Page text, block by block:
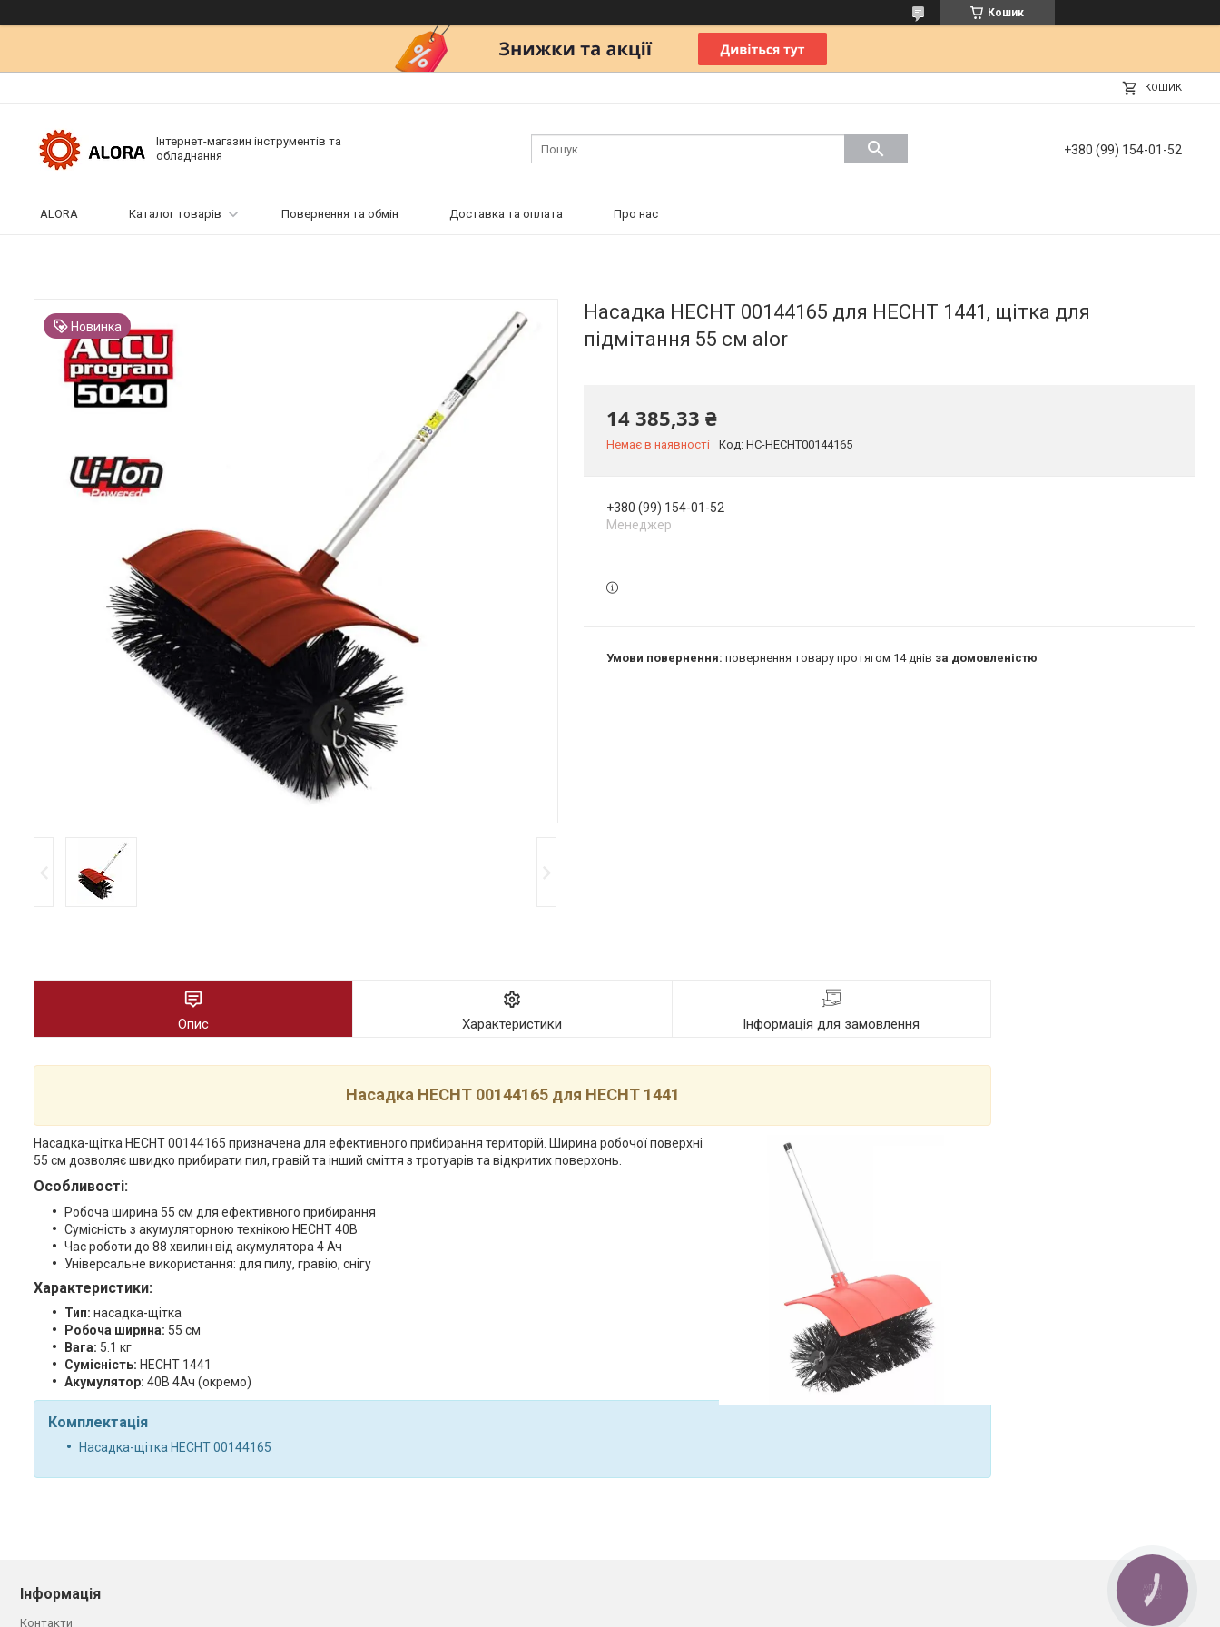
Кошик
КОШИК
Інтернет-магазин інструментів та
обладнання
+380 (99) 154-01-52
ALORA Каталог товарів Повернення та обмін Доставка та оплата Про нас
Новинка
Насадка HECHT 00144165 для HECHT 1441, щітка для
підмітання 55 см alor
14 385,33 ₴
Немає в наявності Код: HC-HECHT00144165
+380 (99) 154-01-52
Менеджер
повернення товару протягом 14 днів за домовленістю
Опис Характеристики Інформація для замовлення
Насадка HECHT 00144165 для HECHT 1441
Насадка-щітка HECHT 00144165 призначена для ефективного прибирання територій. Ширина робочої поверхні
55 см дозволяє швидко прибирати пил, гравій та інший сміття з тротуарів та відкритих поверхонь.
Особливості:
Робоча ширина 55 см для ефективного прибирання
Сумісність з акумуляторною технікою HECHT 40В
Час роботи до 88 хвилин від акумулятора 4 Ач
Універсальне використання: для пилу, гравію, снігу
Характеристики:
Тип: насадка-щітка
Робоча ширина: 55 см
Вага: 5.1 кг
Сумісність: HECHT 1441
Акумулятор: 40В 4Ач (окремо)
Комплектація
Насадка-щітка HECHT 00144165
Інформація
Контакти
КНОПКА
ЗВ'ЯЗКУ